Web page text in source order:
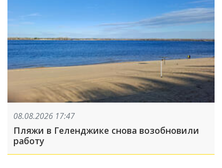
08.08.2026 17:47
Пляжи в Геленджике снова возобновили
работу